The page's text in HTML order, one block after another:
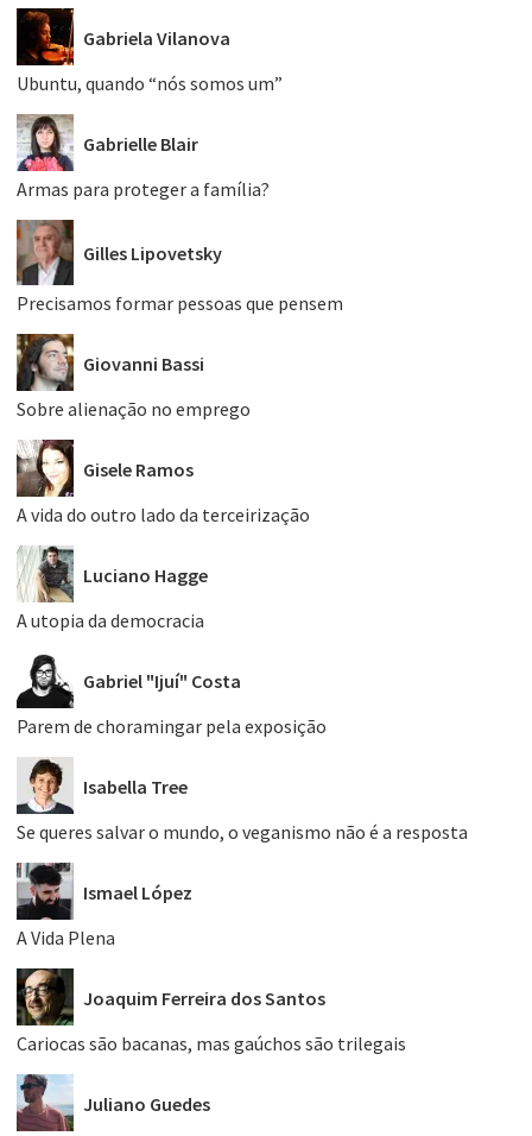
Gabriela Vilanova
Ubuntu, quando “nós somos um”
Gabrielle Blair
Armas para proteger a família?
Gilles Lipovetsky
Precisamos formar pessoas que pensem
Giovanni Bassi
Sobre alienação no emprego
Gisele Ramos
A vida do outro lado da terceirização
Luciano Hagge
A utopia da democracia
Gabriel "Ijuí" Costa
Parem de choramingar pela exposição
Isabella Tree
Se queres salvar o mundo, o veganismo não é a resposta
Ismael López
A Vida Plena
Joaquim Ferreira dos Santos
Cariocas são bacanas, mas gaúchos são trilegais
Juliano Guedes